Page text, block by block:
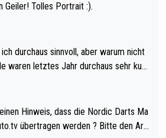
Geiler! Tolles Portrait :).
durchaus sinnvoll, aber warum nicht
eh qualifi
Qualifikation des Weltmei
übertragen werden ? Bitte den Arti